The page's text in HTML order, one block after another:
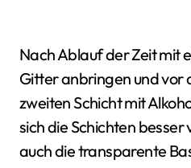
Nach Ablauf der Zeit mit
Gitter anbringen und vor
zweiten Schicht mit
sich die Schichten
auch die transparente